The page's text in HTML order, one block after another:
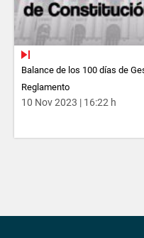
Balance de los 100 días de
Reglamento
10 Nov 2023 | 16:22 h